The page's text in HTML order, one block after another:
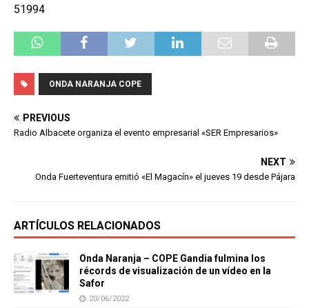
51994
ONDA NARANJA COPE
PREVIOUS
Radio Albacete organiza el evento empresarial «SER Empresarios»
NEXT
Onda Fuerteventura emitió «El Magacín» el jueves 19 desde Pájara
ARTÍCULOS RELACIONADOS
Onda Naranja – COPE Gandia fulmina los
récords de visualización de un vídeo en la
Safor
20/06/2022